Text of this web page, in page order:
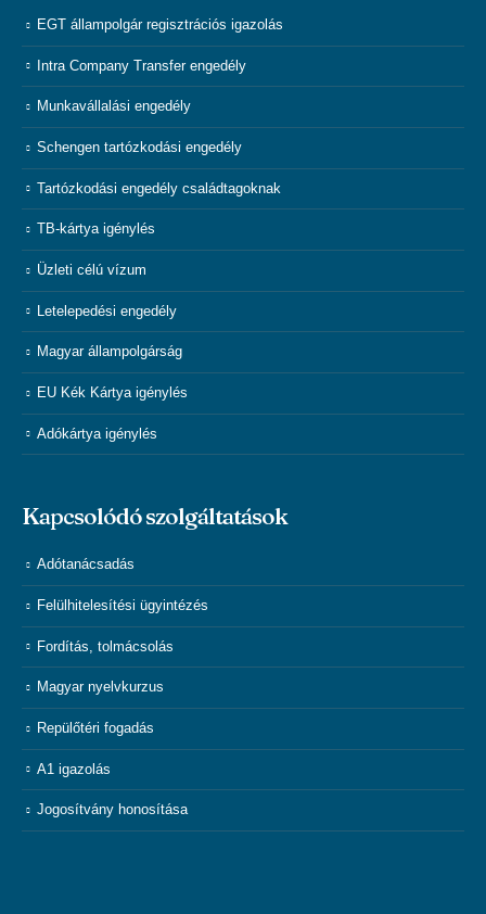
EGT állampolgár regisztrációs igazolás
Intra Company Transfer engedély
Munkavállalási engedély
Schengen tartózkodási engedély
Tartózkodási engedély családtagoknak
TB-kártya igénylés
Üzleti célú vízum
Letelepedési engedély
Magyar állampolgárság
EU Kék Kártya igénylés
Adókártya igénylés
Kapcsolódó szolgáltatások
Adótanácsadás
Felülhitelesítési ügyintézés
Fordítás, tolmácsolás
Magyar nyelvkurzus
Repülőtéri fogadás
A1 igazolás
Jogosítvány honosítása